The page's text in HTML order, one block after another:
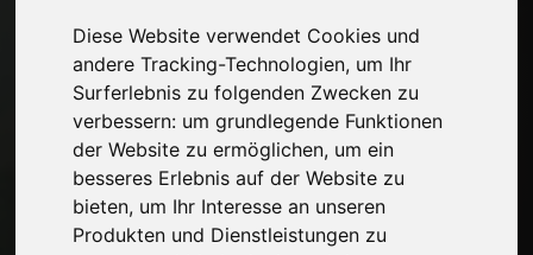
Diese Website verwendet Cookies und
andere Tracking-Technologien, um Ihr
Surferlebnis zu folgenden Zwecken zu
verbessern: um grundlegende Funktionen
der Website zu ermöglichen, um ein
besseres Erlebnis auf der Website zu
bieten, um Ihr Interesse an unseren
Produkten und Dienstleistungen zu
Seiten
Wer wir sind
Werbepause
Kontakte
Ausstellungen
Journal